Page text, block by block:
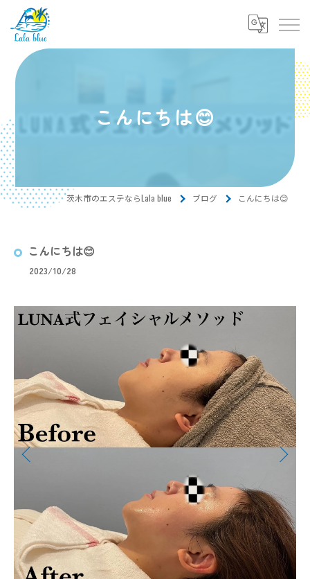
こんにちは😊
茨木市のエステならLala blue ブログ こんにちは😊
こんにちは😊
2023/10/28